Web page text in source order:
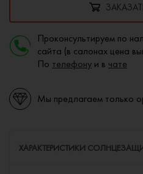
Проконсультируем по
сайта (в салонах цена
По телефону и в чате
Мы предлагаем только
ХАРАКТЕРИСТИКИ